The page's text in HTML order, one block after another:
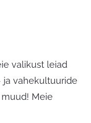
valikust leiad
ja vahekultuuride
Meie